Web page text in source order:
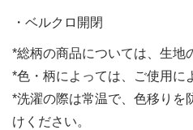
・ベルクロ開閉
*総柄の商品については、生地
*色・柄によっては、ご使用に
*洗濯の際は常温で、色移りを
けください。